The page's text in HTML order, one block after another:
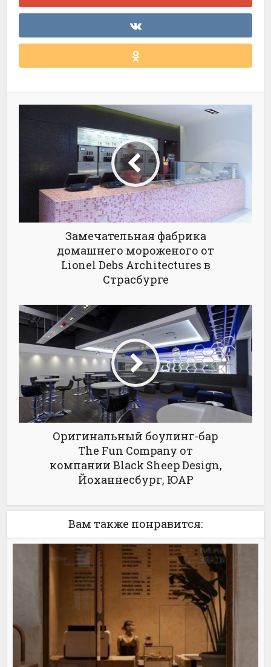
Замечательная фабрика
домашнего мороженого от
Lionel Debs Architectures в
Страсбурге
Оригинальный боулинг-бар
The Fun Company от
компании Black Sheep Design,
Йоханнесбург, ЮАР
Вам также понравится: